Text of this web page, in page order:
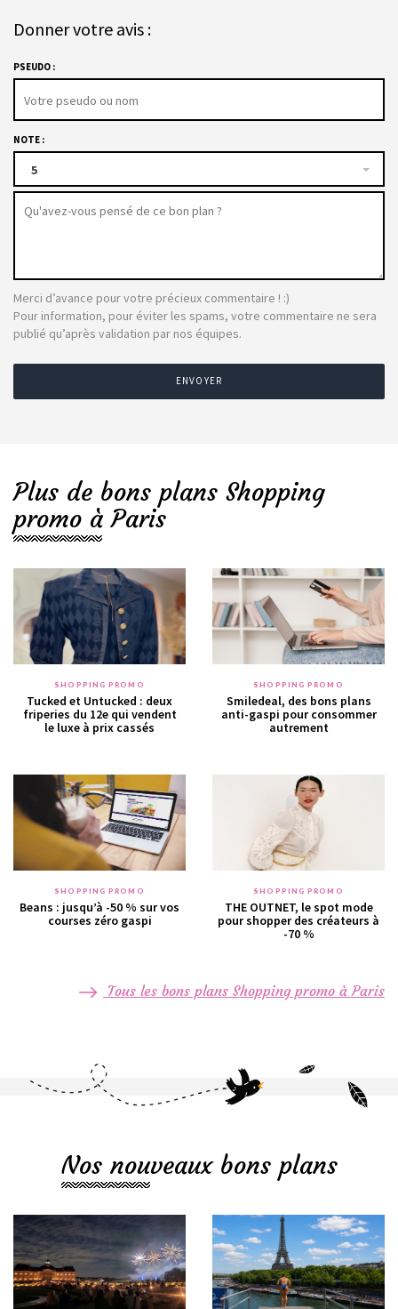
Donner votre avis :
PSEUDO :
NOTE :
5
Merci d’avance pour votre précieux commentaire ! :)
Pour information, pour éviter les spams, votre commentaire ne sera
publié qu’après validation par nos équipes.
ENVOYER
Plus de bons plans Shopping
promo à Paris
SHOPPING PROMO
Tucked et Untucked : deux
friperies du 12e qui vendent
le luxe à prix cassés
SHOPPING PROMO
Smiledeal, des bons plans
anti-gaspi pour consommer
autrement
SHOPPING PROMO
Beans : jusqu’à -50 % sur vos
courses zéro gaspi
SHOPPING PROMO
THE OUTNET, le spot mode
pour shopper des créateurs à
-70 %
Tous les bons plans Shopping promo à Paris
Nos nouveaux bons plans